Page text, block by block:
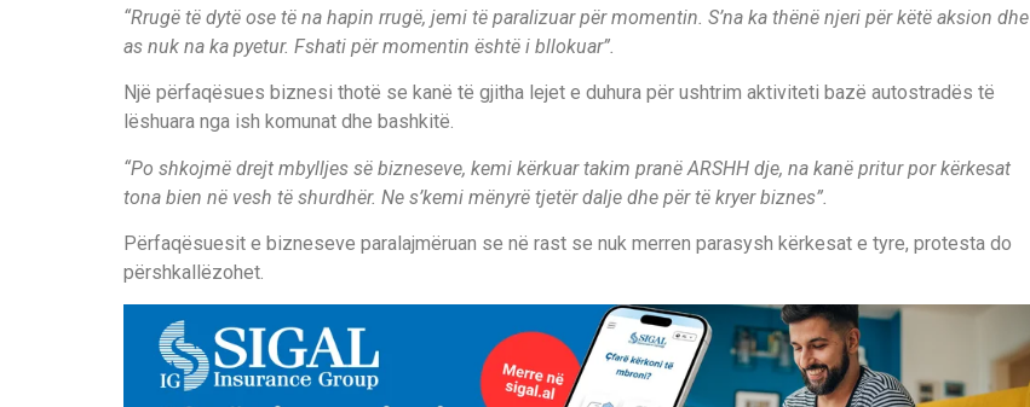
“Rrugë të dytë ose të na hapin rrugë, jemi të paralizuar për momentin. S’na ka thënë njeri për këtë aksion dhe
as nuk na ka pyetur. Fshati për momentin është i bllokuar”.
Një përfaqësues biznesi thotë se kanë të gjitha lejet e duhura për ushtrim aktiviteti bazë autostradës të
lëshuara nga ish komunat dhe bashkitë.
“Po shkojmë drejt mbylljes së bizneseve, kemi kërkuar takim pranë ARSHH dje, na kanë pritur por kërkesat
tona bien në vesh të shurdhër. Ne s’kemi mënyrë tjetër dalje dhe për të kryer biznes”.
Përfaqësuesit e bizneseve paralajmëruan se në rast se nuk merren parasysh kërkesat e tyre, protesta do
përshkallëzohet.